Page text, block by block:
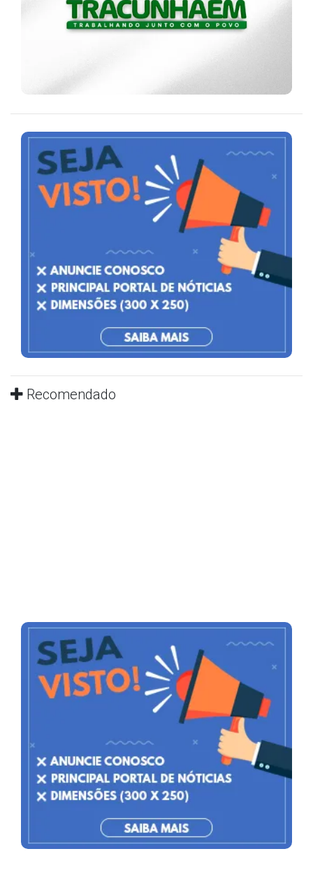
Recomendado